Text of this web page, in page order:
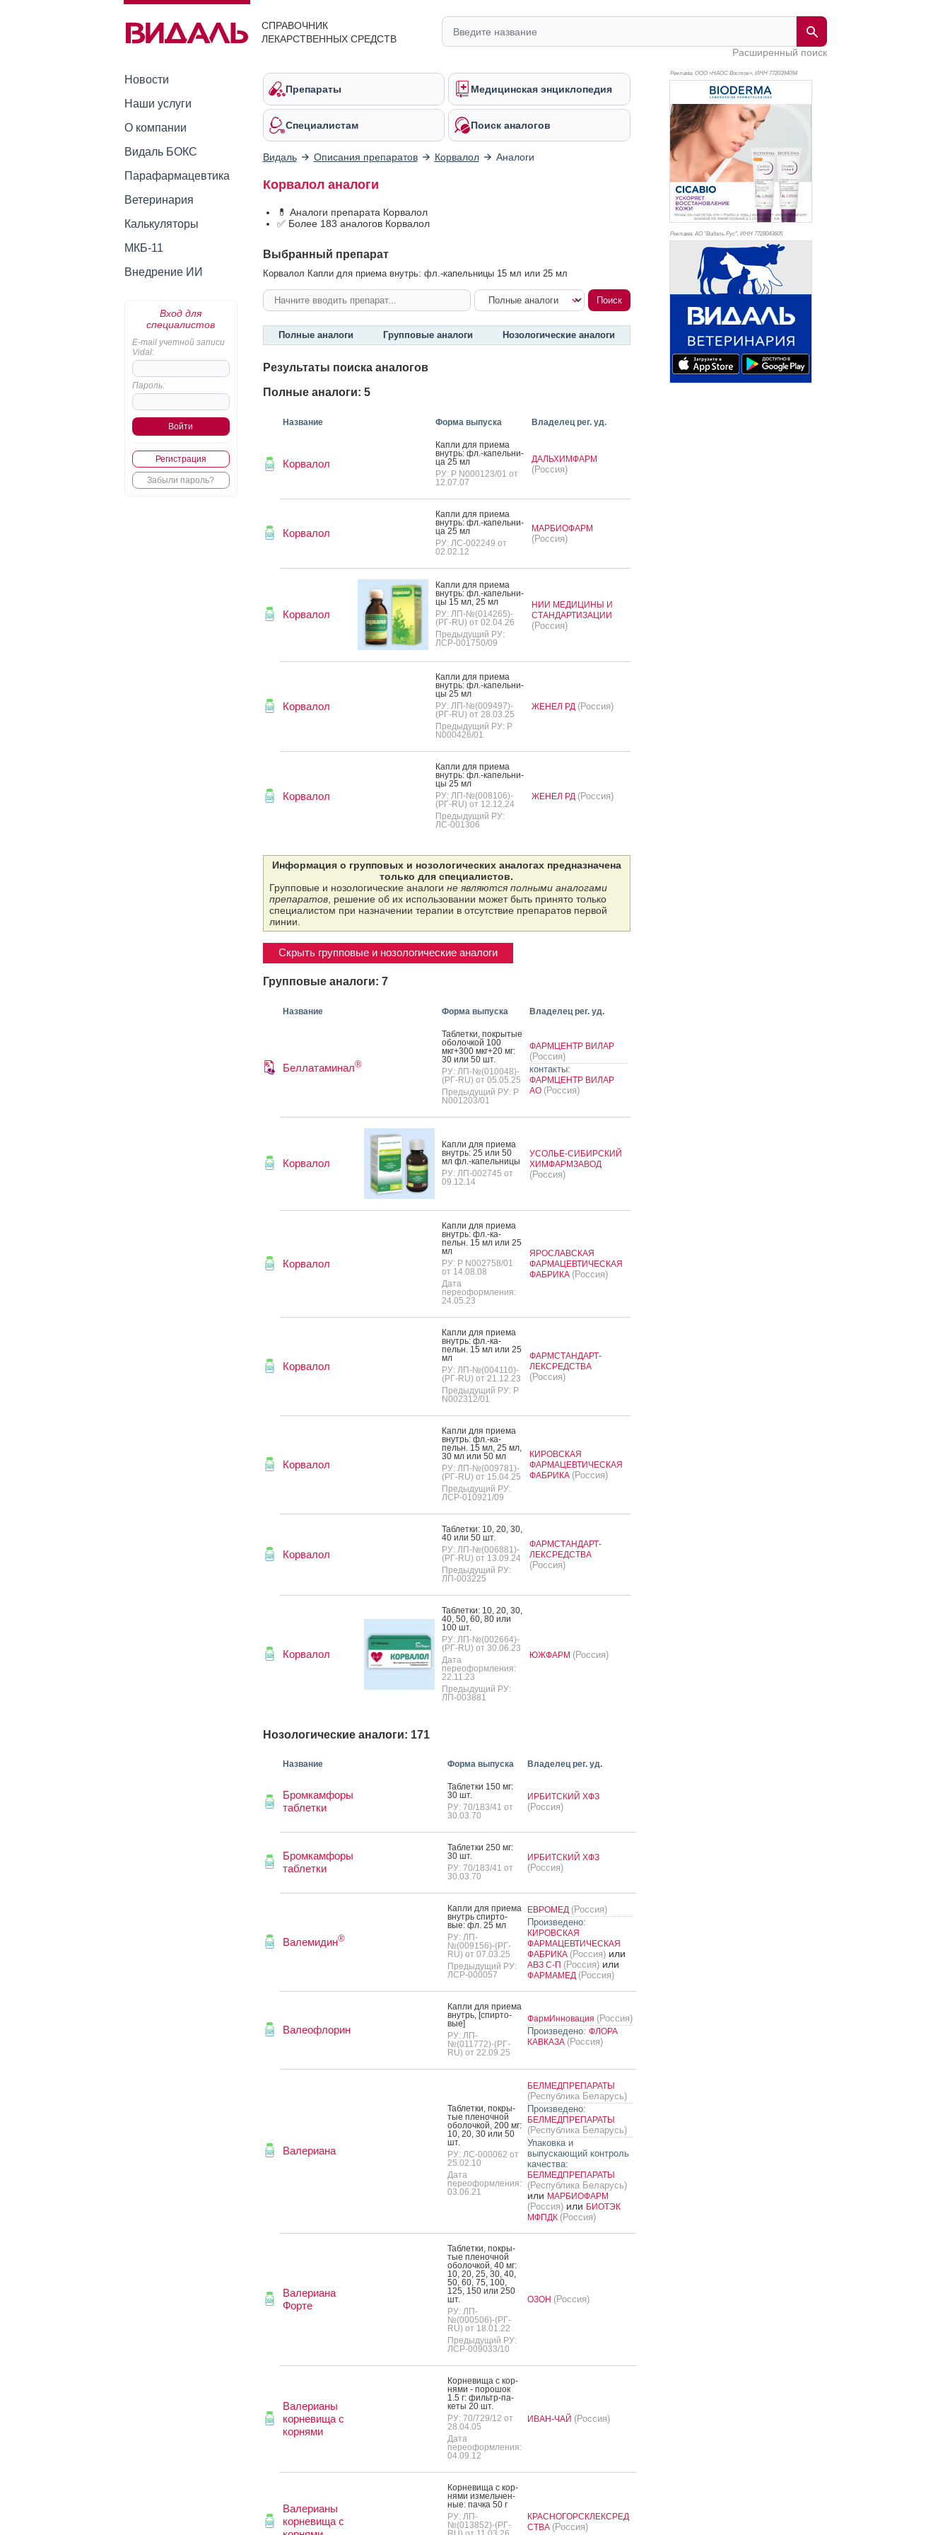
СПРАВОЧНИК
ЛЕКАРСТВЕННЫХ СРЕДСТВ
Расширенный поиск
Новости
Наши услуги
О компании
Видаль БОКС
Парафармацевтика
Ветеринария
Калькуляторы
МКБ-11
Внедрение ИИ
Вход для
специалистов
E-mail учетной записи
Vidal:
Пароль:
Регистрация
Забыли пароль?
Препараты Медицинская энциклопедия
Специалистам Поиск аналогов
Видаль Описания препаратов Корвалол Аналоги
Корвалол аналоги
💊 Аналоги препарата Корвалол
✅ Более 183 аналогов Корвалол
Выбранный препарат
Корвалол Капли для приема внутрь: фл.-капельницы 15 мл или 25 мл
Полные аналоги Групповые аналоги Нозологические аналоги
Результаты поиска аналогов
Полные аналоги: 5
Название Форма выпуска Владелец рег. уд.
Корвалол
Кап­ли для при­ема
внутрь: фл.-ка­пель­ни­
ца 25 мл
РУ: Р N000123/01 от
12.07.07
ДАЛЬХИМФАРМ
(Россия)
Корвалол
Кап­ли для при­ема
внутрь: фл.-ка­пель­ни­
ца 25 мл
РУ: ЛС-002249 от
02.02.12
МАРБИОФАРМ
(Россия)
Корвалол
Кап­ли для при­ема
внутрь: фл.-ка­пель­ни­
цы 15 мл, 25 мл
РУ: ЛП-№(014265)-
(РГ-RU) от 02.04.26
Предыдущий РУ:
ЛСР-001750/09
НИИ МЕДИЦИНЫ И
СТАНДАРТИЗАЦИИ
(Россия)
Корвалол
Кап­ли для при­ема
внутрь: фл.-ка­пель­ни­
цы 25 мл
РУ: ЛП-№(009497)-
(РГ-RU) от 28.03.25
Предыдущий РУ: Р
N000426/01
ЖЕНЕЛ РД (Россия)
Корвалол
Кап­ли для при­ема
внутрь: фл.-ка­пель­ни­
цы 25 мл
РУ: ЛП-№(008106)-
(РГ-RU) от 12.12.24
Предыдущий РУ:
ЛС-001306
ЖЕНЕЛ РД (Россия)
Информация о групповых и нозологических аналогах предназначена
только для специалистов.
Групповые и нозологические аналоги не являются полными аналогами
препаратов, решение об их использовании может быть принято только
специалистом при назначении терапии в отсутствие препаратов первой
линии.
Скрыть групповые и нозологические аналоги
Групповые аналоги: 7
Название Форма выпуска Владелец рег. уд.
Беллатаминал®
Таб­летки, пок­ры­тые
обо­лоч­кой 100
мкг+300 мкг+20 мг:
30 или 50 шт.
РУ: ЛП-№(010048)-
(РГ-RU) от 05.05.25
Предыдущий РУ: Р
N001203/01
ФАРМЦЕНТР ВИЛАР
(Россия)
контакты:
ФАРМЦЕНТР ВИЛАР
АО (Россия)
Корвалол
Кап­ли для при­ема
внутрь: 25 или 50
мл фл.-ка­пель­ни­цы
РУ: ЛП-002745 от
09.12.14
УСОЛЬЕ-СИБИРСКИЙ
ХИМФАРМЗАВОД
(Россия)
Корвалол
Кап­ли для при­ема
внутрь: фл.-ка­
пельн. 15 мл или 25
мл
РУ: Р N002758/01
от 14.08.08
Дата
переоформления:
24.05.23
ЯРОСЛАВСКАЯ
ФАРМАЦЕВТИЧЕСКАЯ
ФАБРИКА (Россия)
Корвалол
Кап­ли для при­ема
внутрь: фл.-ка­
пельн. 15 мл или 25
мл
РУ: ЛП-№(004110)-
(РГ-RU) от 21.12.23
Предыдущий РУ: Р
N002312/01
ФАРМСТАНДАРТ-
ЛЕКСРЕДСТВА
(Россия)
Корвалол
Кап­ли для при­ема
внутрь: фл.-ка­
пельн. 15 мл, 25 мл,
30 мл или 50 мл
РУ: ЛП-№(009781)-
(РГ-RU) от 15.04.25
Предыдущий РУ:
ЛСР-010921/09
КИРОВСКАЯ
ФАРМАЦЕВТИЧЕСКАЯ
ФАБРИКА (Россия)
Корвалол
Таб­летки: 10, 20, 30,
40 или 50 шт.
РУ: ЛП-№(006881)-
(РГ-RU) от 13.09.24
Предыдущий РУ:
ЛП-003225
ФАРМСТАНДАРТ-
ЛЕКСРЕДСТВА
(Россия)
Корвалол
Таб­летки: 10, 20, 30,
40, 50, 60, 80 или
100 шт.
РУ: ЛП-№(002664)-
(РГ-RU) от 30.06.23
Дата
переоформления:
22.11.23
Предыдущий РУ:
ЛП-003881
ЮЖФАРМ (Россия)
Нозологические аналоги: 171
Название Форма выпуска Владелец рег. уд.
Бромкамфоры
таблетки
Таб­летки 150 мг:
30 шт.
РУ: 70/183/41 от
30.03.70
ИРБИТСКИЙ ХФЗ
(Россия)
Бромкамфоры
таблетки
Таб­летки 250 мг:
30 шт.
РУ: 70/183/41 от
30.03.70
ИРБИТСКИЙ ХФЗ
(Россия)
Валемидин®
Кап­ли для при­ема
внутрь спир­то­
вые: фл. 25 мл
РУ: ЛП-
№(009156)-(РГ-
RU) от 07.03.25
Предыдущий РУ:
ЛСР-000057
ЕВРОМЕД (Россия)
Произведено:
КИРОВСКАЯ
ФАРМАЦЕВТИЧЕСКАЯ
ФАБРИКА (Россия)или
АВЗ С-П (Россия)или
ФАРМАМЕД (Россия)
Валеофлорин
Кап­ли для при­ема
внутрь, [спир­то­
вые]
РУ: ЛП-
№(011772)-(РГ-
RU) от 22.09.25
ФармИнновация (Россия)
Произведено: ФЛОРА
КАВКАЗА (Россия)
Валериана
Таб­летки, пок­ры­
тые пле­ноч­ной
обо­лоч­кой, 200 мг:
10, 20, 30 или 50
шт.
РУ: ЛС-000062 от
25.02.10
Дата
переоформления:
03.06.21
БЕЛМЕДПРЕПАРАТЫ
(Республика Беларусь)
Произведено:
БЕЛМЕДПРЕПАРАТЫ
(Республика Беларусь)
Упаковка и
выпускающий контроль
качества:
БЕЛМЕДПРЕПАРАТЫ
(Республика Беларусь)
или МАРБИОФАРМ
(Россия)или БИОТЭК
МФПДК (Россия)
Валериана
Форте
Таб­летки, пок­ры­
тые пле­ноч­ной
обо­лоч­кой, 40 мг:
10, 20, 25, 30, 40,
50, 60, 75, 100,
125, 150 или 250
шт.
РУ: ЛП-
№(000506)-(РГ-
RU) от 18.01.22
Предыдущий РУ:
ЛСР-009033/10
ОЗОН (Россия)
Валерианы
корневища с
корнями
Кор­не­вища с кор­
ня­ми - по­рошок
1.5 г: филь­тр-па­
кеты 20 шт.
РУ: 70/729/12 от
28.04.05
Дата
переоформления:
04.09.12
ИВАН-ЧАЙ (Россия)
Валерианы
корневища с
Кор­не­вища с кор­
ня­ми из­мель­чен­
ные: пач­ка 50 г
РУ: ЛП-
№(013852)-(РГ-
КРАСНОГОРСКЛЕКСРЕД
СТВА (Россия)
Реклама. ООО «НАОС Восток», ИНН 7720394094
Реклама. АО "Видаль Рус", ИНН 7728043605